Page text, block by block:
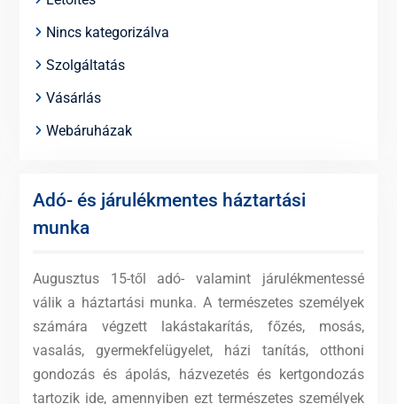
Nincs kategorizálva
Szolgáltatás
Vásárlás
Webáruházak
Adó- és járulékmentes háztartási
munka
Augusztus 15-től adó- valamint járulékmentessé
válik a háztartási munka. A természetes személyek
számára végzett lakástakarítás, főzés, mosás,
vasalás, gyermekfelügyelet, házi tanítás, otthoni
gondozás és ápolás, házvezetés és kertgondozás
tartozik ide, amennyiben ezt természetes személyek